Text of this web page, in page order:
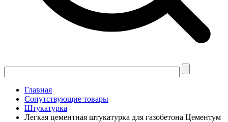
Главная
Сопутствующие товары
Штукатурка
Легкая цементная штукатурка для газобетона Цементум